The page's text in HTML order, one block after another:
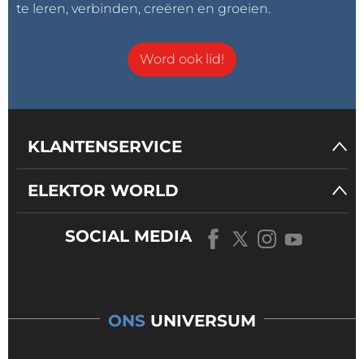
te leren, verbinden, creëren en groeien.
Word ook lid!
KLANTENSERVICE
ELEKTOR WORLD
SOCIAL MEDIA
ONS UNIVERSUM